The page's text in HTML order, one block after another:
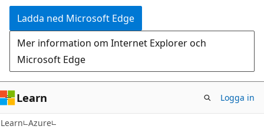
Ladda ned Microsoft Edge
Mer information om Internet Explorer och
Microsoft Edge
Learn Logga in
Learn Azure